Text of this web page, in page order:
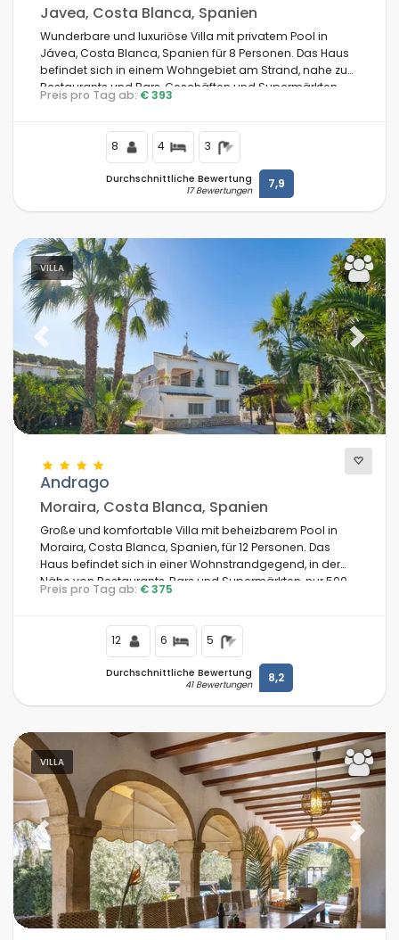
Javea, Costa Blanca, Spanien
Wunderbare und luxuriöse Villa mit privatem Pool in
Jávea, Costa Blanca, Spanien für 8 Personen. Das Haus
befindet sich in einem Wohngebiet am Strand, nahe zu
Restaurants und Bars, Geschäften und Supermärkten,
nur 100 m vom Strand El Arenal, Jávea, und nur 0,1 km
Preis pro Tag ab: € 393
8 4 3
Durchschnittliche Bewertung
17 Bewertungen 7,9
VILLA
Previous Next
Andrago
Moraira, Costa Blanca, Spanien
Große und komfortable Villa mit beheizbarem Pool in
Moraira, Costa Blanca, Spanien, für 12 Personen. Das
Haus befindet sich in einer Wohnstrandgegend, in der
Nähe von Restaurants, Bars und Supermärkten, nur 500
m vom Strand Cala Andrago und 0,5 km vom Mittelmeer
Preis pro Tag ab: € 375
12 6 5
Durchschnittliche Bewertung
41 Bewertungen 8,2
VILLA
Previous Next